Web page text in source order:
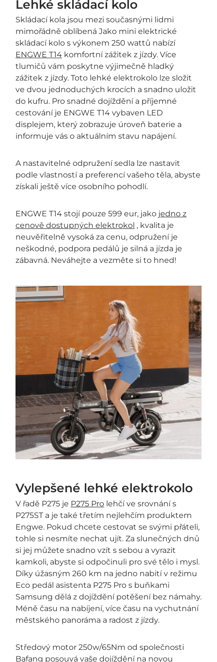
Lehké skládací kolo
Skládací kola jsou mezi současnými lidmi
mimořádně oblíbená Jako mini elektrické
skládací kolo s výkonem 250 wattů nabízí
ENGWE T14 komfortní zážitek z jízdy. Více
tlumičů vám poskytne výjimečně hladký
zážitek z jízdy. Toto lehké elektrokolo lze složit
ve dvou jednoduchých krocích a snadno uložit
do kufru. Pro snadné dojíždění a příjemné
cestování je ENGWE T14 vybaven LED
displejem, který zobrazuje úroveň baterie a
informuje vás o aktuálním stavu napájení.
A nastavitelné odpružení sedla lze nastavit
podle vlastností a preferencí vašeho těla, abyste
získali ještě více osobního pohodlí.
ENGWE T14 stojí pouze 599 eur, jako jedno z
cenově dostupných elektrokol , kvalita je
neuvěřitelně vysoká za cenu, odpružení je
neškodné, podpora pedálů je silná a jízda je
zábavná. Neváhejte a vezměte si to hned!
Vylepšené lehké elektrokolo
V řadě P275 je P275 Pro lehčí ve srovnání s
P275ST a je také třetím nejlehčím produktem
Engwe. Pokud chcete cestovat se svými přáteli,
tohle si nesmíte nechat ujít. Za slunečných dnů
si jej můžete snadno vzít s sebou a vyrazit
kamkoli, abyste si odpočinuli pro své tělo i mysl.
Díky úžasným 260 km na jedno nabití v režimu
Eco pedál asistenta P275 Pro s buňkami
Samsung dělá z dojíždění potěšení bez námahy.
Méně času na nabíjení, více času na vychutnání
městského panoráma a radost z jízdy.
Středový motor 250w/65Nm od společnosti
Bafang posouvá vaše dojíždění na novou